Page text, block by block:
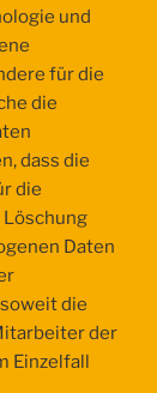
und
für die
die
dass die
die
Daten
die
der
Einzelfall